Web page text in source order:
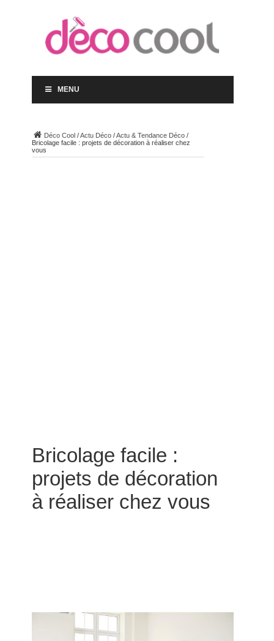
MENU
Déco Cool/Actu Déco/Actu & Tendance Déco/
Bricolage facile : projets de décoration à réaliser chez
vous
Bricolage facile :
projets de décoration
à réaliser chez vous